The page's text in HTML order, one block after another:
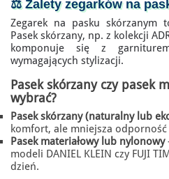
⚖️ Zaletyzegarków na
Zegarek na pasku skórzanym
Pasek skórzany, np. z kolekcji
komponuje się z
wymagających stylizacji.
Pasek skórzany czy pasek
wybrać?
Pasek skórzany (naturalny lub
komfort, ale mniejsza
Pasek materiałowy lub nylonowy
modeli DANIEL KLEIN czy FUJI
dzień.